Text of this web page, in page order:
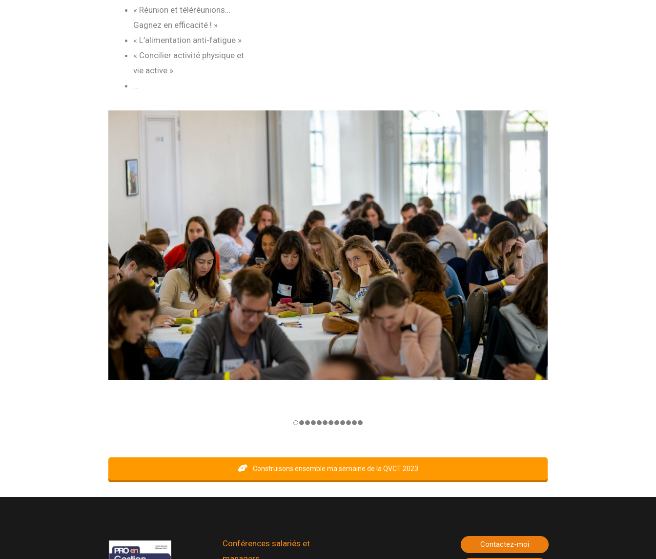
« Réunion et téléréunions…
Gagnez en efficacité ! »
« L’alimentation anti-fatigue »
« Concilier activité physique et
vie active »
Construisons ensemble ma semaine de la QVCT 2023
Conférences salariés et
Contactez-moi